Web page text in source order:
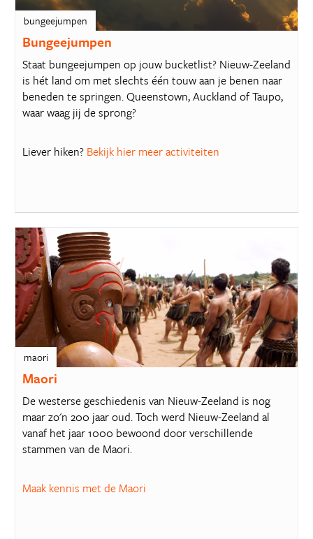
bungeejumpen
Bungeejumpen
Staat bungeejumpen op jouw bucketlist? Nieuw-Zeeland
is hét land om met slechts één touw aan je benen naar
beneden te springen. Queenstown, Auckland of Taupo,
waar waag jij de sprong?
Liever hiken? Bekijk hier meer activiteiten
maori
Maori
De westerse geschiedenis van Nieuw-Zeeland is nog
maar zo'n 200 jaar oud. Toch werd Nieuw-Zeeland al
vanaf het jaar 1000 bewoond door verschillende
stammen van de Maori.
Maak kennis met de Maori